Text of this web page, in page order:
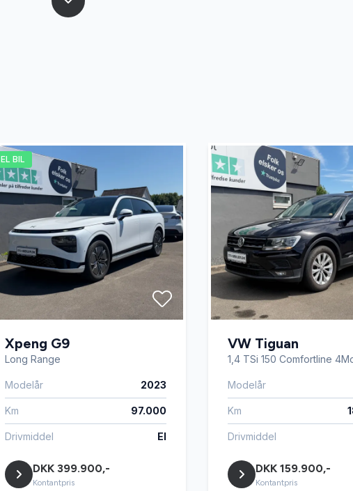
EL BIL
Xpeng G9
Long Range
Modelår 2023
Km 97.000
Drivmiddel El
DKK 399.900,-
Kontantpris
VW Tiguan
1,4 TSi 150 Comfortline
Modelår
Km
Drivmiddel
DKK 159.900,-
Kontantpris